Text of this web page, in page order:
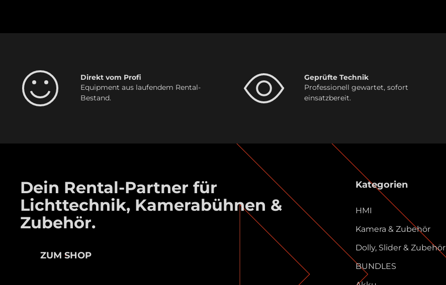
Direkt vom Profi
Equipment aus laufendem Rental-
Bestand.
Geprüfte Technik
Professionell gewartet, sofort
einsatzbereit.
Dein Rental-Partner für
Lichttechnik, Kamerabühnen &
Zubehör.
ZUM SHOP
Kategorien
HMI
Kamera & Zubehör
Dolly, Slider & Zubehör
BUNDLES